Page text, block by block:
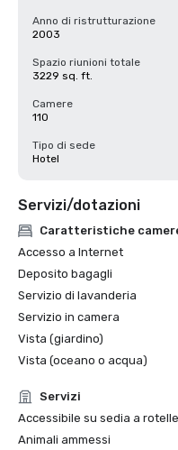
Anno di ristrutturazione
2003
Spazio riunioni totale
3229 sq. ft.
Camere
110
Tipo di sede
Hotel
Servizi/dotazioni
Caratteristiche
Accesso a Internet
Deposito bagagli
Servizio di lavanderia
Servizio in camera
Vista (giardino)
Vista (oceano o acqua)
Servizi
Accessibile su sedia a rotelle
Animali ammessi